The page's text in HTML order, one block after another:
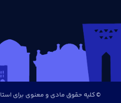
© کلیه حقوق مادی و معنوی برای